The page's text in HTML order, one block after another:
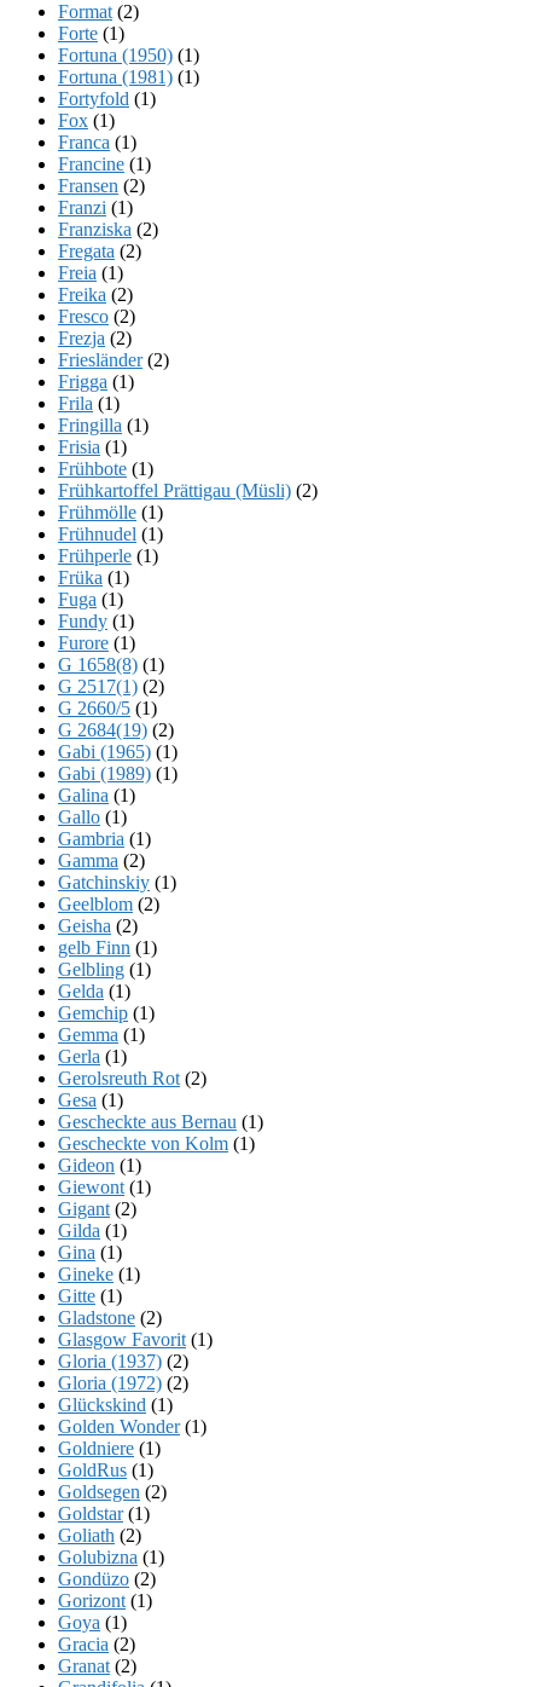
Format (2)
Forte (1)
Fortuna (1950) (1)
Fortuna (1981) (1)
Fortyfold (1)
Fox (1)
Franca (1)
Francine (1)
Fransen (2)
Franzi (1)
Franziska (2)
Fregata (2)
Freia (1)
Freika (2)
Fresco (2)
Frezja (2)
Friesländer(2)
Frigga (1)
Frila (1)
Fringilla (1)
Frisia (1)
Frühbote (1)
Frühkartoffel Prättigau (Müsli) (2)
Frühmölle (1)
Frühnudel (1)
Frühperle (1)
Früka (1)
Fuga (1)
Fundy (1)
Furore (1)
G 1658(8) (1)
G 2517(1) (2)
G 2660/5 (1)
G 2684(19) (2)
Gabi (1965) (1)
Gabi (1989) (1)
Galina (1)
Gallo (1)
Gambria (1)
Gamma (2)
Gatchinskiy (1)
Geelblom (2)
Geisha (2)
gelb Finn (1)
Gelbling (1)
Gelda (1)
Gemchip (1)
Gemma (1)
Gerla (1)
Gerolsreuth Rot (2)
Gesa (1)
Gescheckte aus Bernau (1)
Gescheckte von Kolm (1)
Gideon (1)
Giewont (1)
Gigant (2)
Gilda (1)
Gina (1)
Gineke (1)
Gitte (1)
Gladstone (2)
Glasgow Favorit (1)
Gloria (1937) (2)
Gloria (1972) (2)
Glückskind (1)
Golden Wonder(1)
Goldniere (1)
GoldRus (1)
Goldsegen (2)
Goldstar(1)
Goliath (2)
Golubizna (1)
Gondüzo (2)
Gorizont (1)
Goya (1)
Gracia (2)
Granat (2)